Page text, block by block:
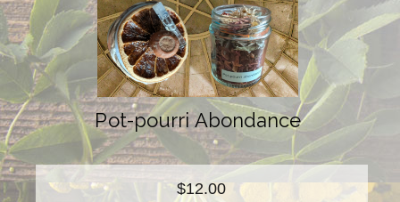
Pot-pourri Abondance
$12.00